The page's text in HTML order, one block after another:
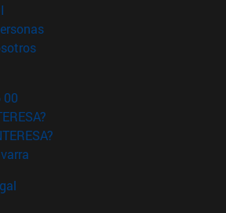
(abre en nueva ventana)
(abre en nueva ventana)
00